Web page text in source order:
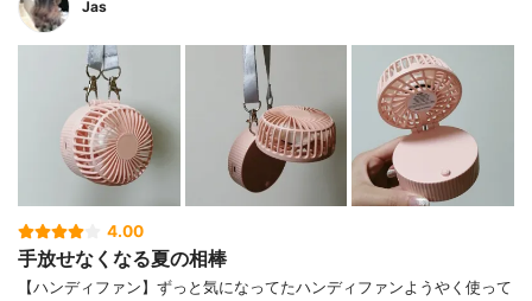
Jas
4.00
手放せなくなる夏の相棒
【ハンディファン】ずっと気になってたハンディファンようやく使って